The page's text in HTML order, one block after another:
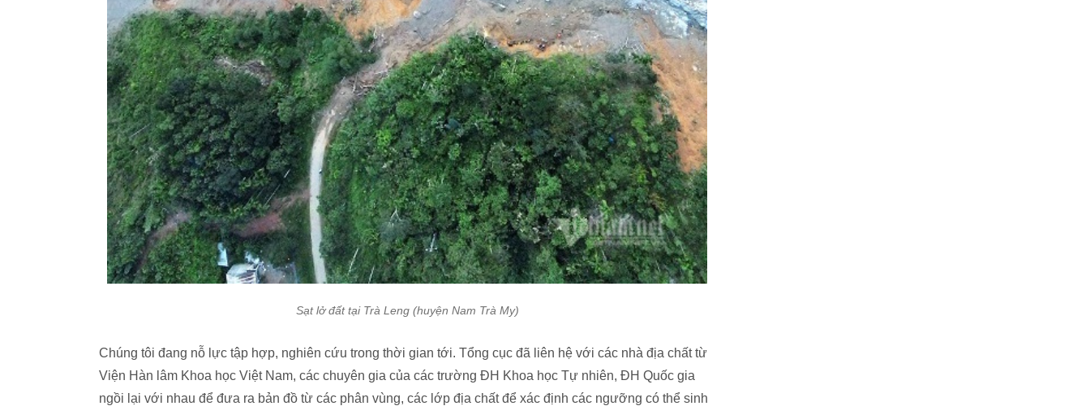
Sạt lở đất tại Trà Leng (huyện Nam Trà My)
Chúng tôi đang nỗ lực tập hợp, nghiên cứu trong thời gian tới. Tổng cục đã liên hệ với các nhà địa chất từ
Viện Hàn lâm Khoa học Việt Nam, các chuyên gia của các trường ĐH Khoa học Tự nhiên, ĐH Quốc gia
ngồi lại với nhau để đưa ra bản đồ từ các phân vùng, các lớp địa chất để xác định các ngưỡng có thể sinh